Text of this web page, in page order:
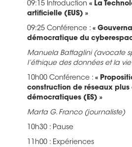
09:15 Introduction « La
artificielle (EUS) »
09:25 Conférence : «
démocratique du
Manuela Battaglini (avocate
l’éthique des données et la
10h00 Conférence : «
construction de réseaux plus
démocratiques (ES) »
Marta G. Franco (journaliste)
10h30 : Pause
11h00 : Expériences